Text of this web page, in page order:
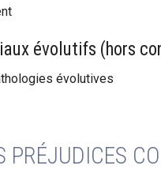
évolutifs (hors
évolutives
PRÉJUDICES